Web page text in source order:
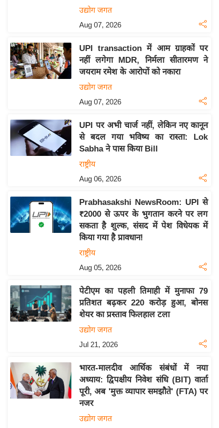
ब
ज
ट
क्रि
के
ट
2
0
2
ई
-
पे
मि
सा
ल
उद्योग जगत
Aug 07, 2026
UPI transaction में आम ग्राहकों पर
नहीं लगेगा MDR, निर्मला सीतारमण ने
जयराम रमेश के आरोपों को नकारा
उद्योग जगत
Aug 07, 2026
UPI पर अभी चार्ज नहीं, लेकिन नए कानून
से बदल गया भविष्य का रास्ता: Lok
Sabha ने पास किया Bill
राष्ट्रीय
Aug 06, 2026
Prabhasakshi NewsRoom: UPI से
₹2000 से ऊपर के भुगतान करने पर लग
सकता है शुल्क, संसद में पेश विधेयक में
किया गया है प्रावधान!
राष्ट्रीय
Aug 05, 2026
पेटीएम का पहली तिमाही में मुनाफा 79
प्रतिशत बढ़कर 220 करोड़ हुआ, बोनस
शेयर का प्रस्ताव फिलहाल टला
उद्योग जगत
Jul 21, 2026
भारत-मालदीव आर्थिक संबंधों में नया
अध्याय: द्विपक्षीय निवेश संधि (BIT) वार्ता
पूरी, अब 'मुक्त व्यापार समझौते' (FTA) पर
नजर
उद्योग जगत